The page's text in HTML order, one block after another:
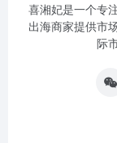
喜湘妃是一个专
出海商家提供市
际